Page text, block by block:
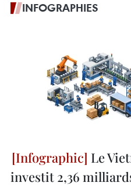
INFOGRAPHIES
Le
investit 2,36